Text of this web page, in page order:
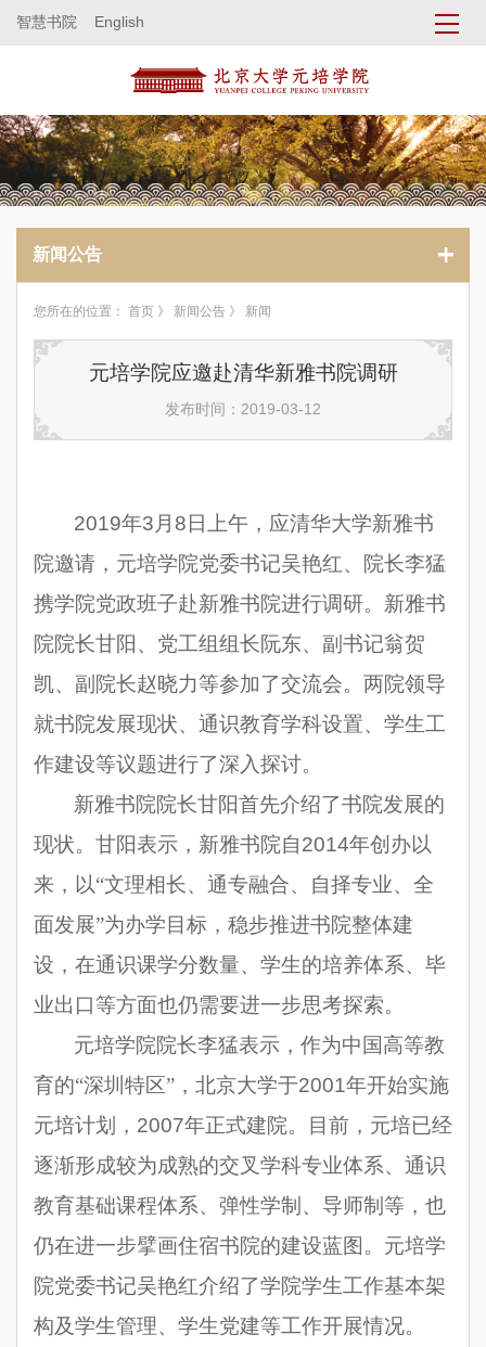
智慧书院 English
新闻公告
您所在的位置： 首页 》 新闻公告 》 新闻
元培学院应邀赴清华新雅书院调研
发布时间：2019-03-12
2019年3 月 8日上午，应清华大学新雅书
院邀请，元培学院党委书记吴艳红、院长李猛
携学院党政班子赴新雅书院进行调研。新雅书
院院长甘阳、党工组组长阮东、副书记翁贺
凯、副院长赵晓力等参加了交流会。两院领导
就书院发展现状、通识教育学科设置、学生工
作建设等议题进行了深入探讨。
新雅书院院长甘阳首先介绍了书院发展的
现状。甘阳表示，新雅书院自2014年创办以
来，以“文理相长、通专融合、自择专业、全
面发展”为办学目标，稳步推进书院整体建
设，在通识课学分数量、学生的培养体系、毕
业出口等方面也仍需要进一步思考探索。
元培学院院长李猛表示，作为中国高等教
育的“深圳特区”，北京大学于2001年开始实施
元培计划， 2007年正式建院。目前，元培已经
逐渐形成较为成熟的交叉学科专业体系、通识
教育基础课程体系、弹性学制、导师制等，也
仍在进一步擘画住宿书院的建设蓝图。元培学
院党委书记吴艳红介绍了学院学生工作基本架
构及学生管理、学生党建等工作开展情况。